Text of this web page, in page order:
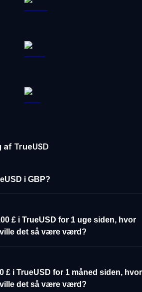
af TrueUSD
i GBP?
£ i TrueUSD for 1 uge siden, hvor
det så være værd?
£ i TrueUSD for 1 måned siden, hvor
det så være værd?